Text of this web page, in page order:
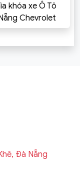
khóa xe Ô Tô
Chevrolet
Aveo,
Đà Nẵng